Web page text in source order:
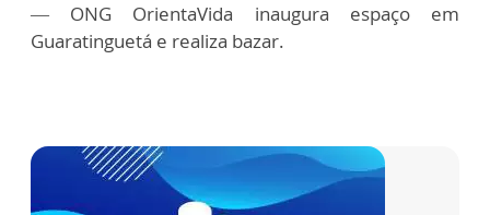
— ONG OrientaVida inaugura espaço em
Guaratinguetá e realiza bazar.